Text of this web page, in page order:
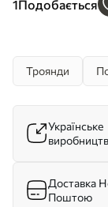
1Подобається
Троянди
Українське
Доставка
Поштою